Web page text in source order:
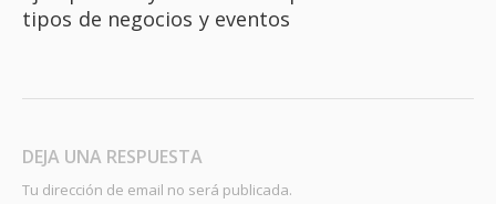
tipos de negocios y eventos
DEJA UNA RESPUESTA
Tu dirección de email no será publicada.